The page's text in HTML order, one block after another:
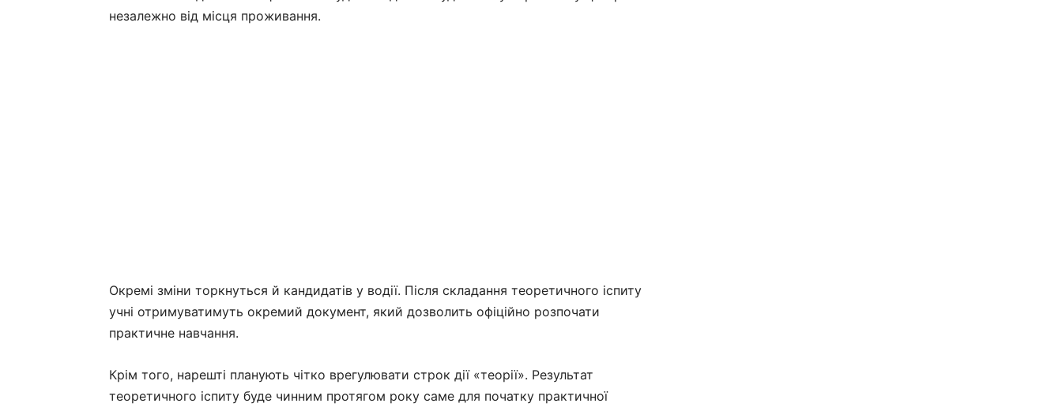
незалежно від місця проживання.
Окремі зміни торкнуться й кандидатів у водії. Після складання теоретичного іспиту
учні отримуватимуть окремий документ, який дозволить офіційно розпочати
практичне навчання.
Крім того, нарешті планують чітко врегулювати строк дії «теорії». Результат
теоретичного іспиту буде чинним протягом року саме для початку практичної